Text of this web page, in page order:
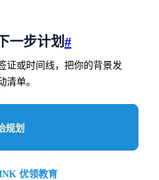
一步计划#
证或时间线，把你的背景发
清单。
规划
优领教育